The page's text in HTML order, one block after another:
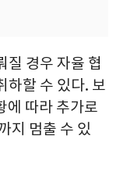
질 경우 자율 협
하할 수 있다. 보
에 따라 추가로
지 멈출 수 있